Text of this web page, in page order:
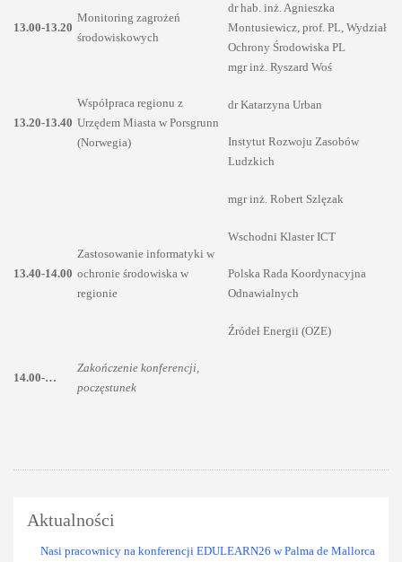
13.00-13.20
Monitoring zagrożeń
środowiskowych
dr hab. inż. Agnieszka
Montusiewicz, prof. PL, Wydział
Ochrony Środowiska PL
13.20-13.40
Współpraca regionu z
Urzędem Miasta w Porsgrunn
(Norwegia)
mgr inż. Ryszard Woś
dr Katarzyna Urban
Instytut Rozwoju Zasobów
Ludzkich
13.40-14.00
Zastosowanie informatyki w
ochronie środowiska w
regionie
mgr inż. Robert Szlęzak
Wschodni Klaster ICT
Polska Rada Koordynacyjna
Odnawialnych
Źródeł Energii (OZE)
14.00-…
Zakończenie konferencji,
poczęstunek
Aktualności
Nasi pracownicy na konferencji EDULEARN26 w Palma de Mallorca